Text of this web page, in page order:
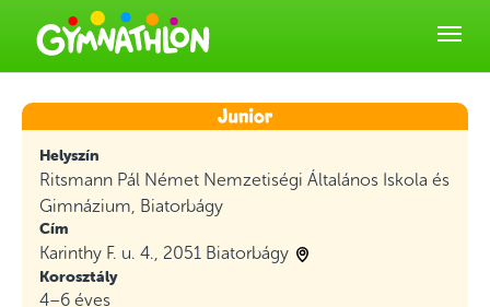
Helyszín
Ritsmann Pál Német Nemzetiségi Általános Iskola és
Gimnázium, Biatorbágy
Cím
Karinthy F. u. 4., 2051 Biatorbágy
Korosztály
4–6 éves